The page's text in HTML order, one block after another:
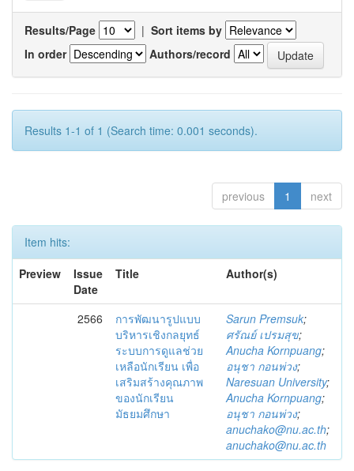
Results/Page | Sort items by
In order
Authors/record
Results 1-1 of 1 (Search time: 0.001 seconds).
previous 1 next
Item hits:
Preview
Issue
Date
Title Author(s)
2566
การพัฒนารูปแบบ
บริหารเชิงกลยุทธ์
ระบบการดูแลช่วย
เหลือนักเรียน เพื่อ
เสริมสร้างคุณภาพ
ของนักเรียน
มัธยมศึกษา
Sarun Premsuk;
ศรัณย์ เปรมสุข;
Anucha Kornpuang;
อนุชา กอนพ่วง;
Naresuan University;
Anucha Kornpuang;
อนุชา กอนพ่วง;
anuchako@nu.ac.th;
anuchako@nu.ac.th